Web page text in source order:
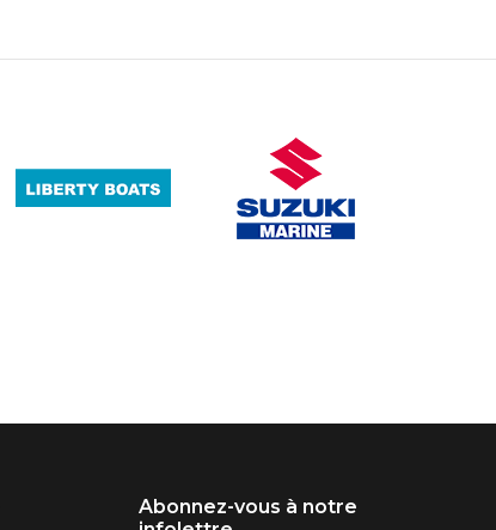
Abonnez-vous à notre